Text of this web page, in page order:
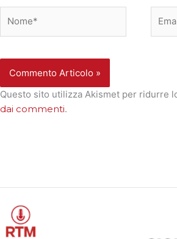
Questo sito utilizza Akismet per ridurre
dai commenti.